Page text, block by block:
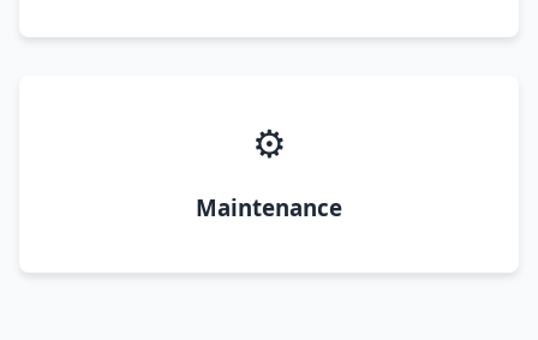
⚙️
Maintenance